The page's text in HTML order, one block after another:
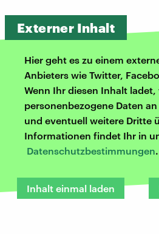
Externer Inhalt
Hier geht es zu einem
Anbieters wie Twitter,
Wenn Ihr diesen Inhalt ladet,
personenbezogene Daten
und eventuell weitere Dritte
Informationen findet Ihr in
Datenschutzbestimmungen.
Inhalt einmal laden